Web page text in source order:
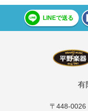
LINEで送る
有
〒448-